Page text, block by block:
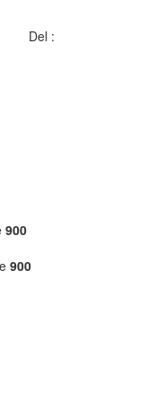
Del :
900
900